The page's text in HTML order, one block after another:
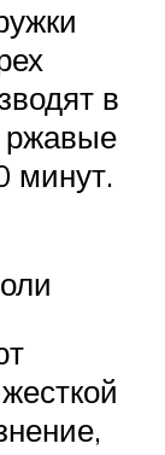
в
ржавые
минут.